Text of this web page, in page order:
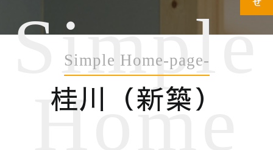
Simple
Home
Simple Home-page-
桂川（新築）